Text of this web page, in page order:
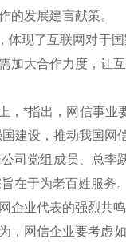
的发展建言献策。
现了互联网对于
加大合作力度，让
*指出，网信事业
建设，推动我国网
党组成员、总李
在于为老百姓服务。
业代表的强烈共鸣
网信企业要考虑